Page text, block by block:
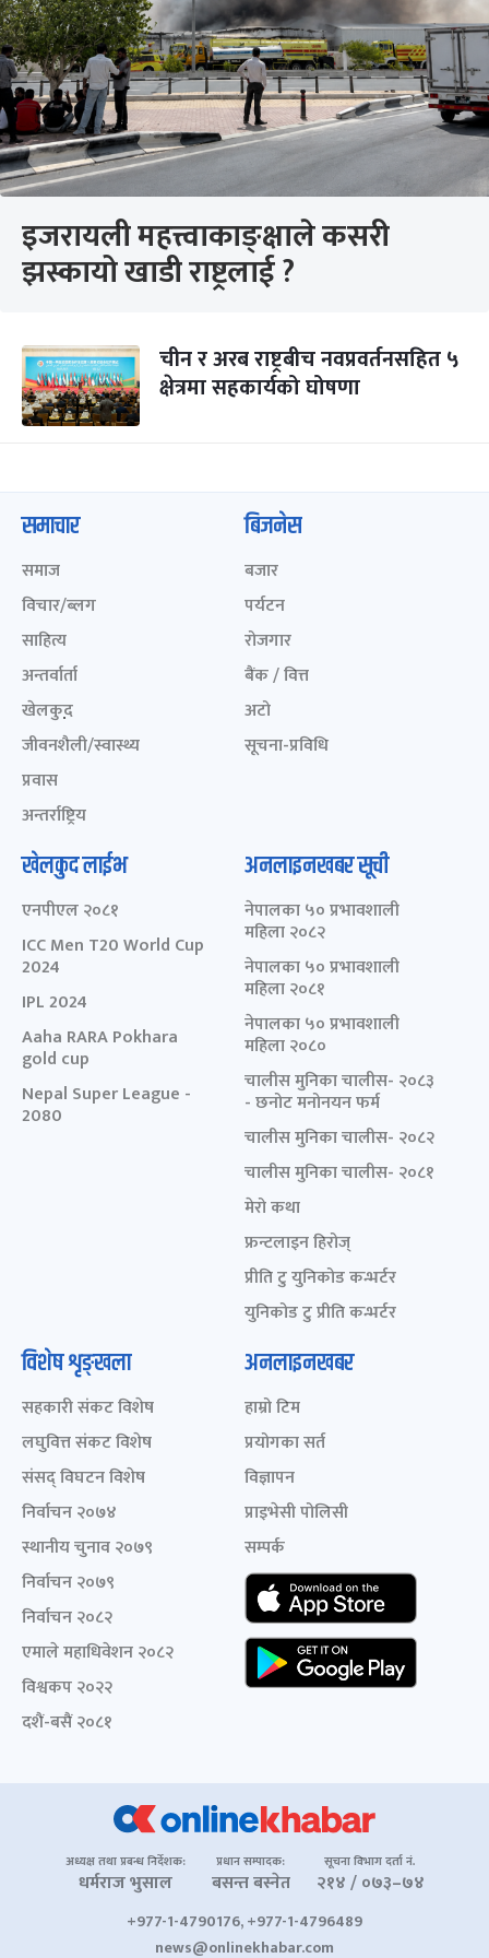
इजरायली महत्त्वाकाङ्क्षाले कसरी
झस्कायो खाडी राष्ट्रलाई ?
चीन र अरब राष्ट्रबीच नवप्रवर्तनसहित ५
क्षेत्रमा सहकार्यको घोषणा
समाचार
समाज
विचार/ब्लग
साहित्य
अन्तर्वार्ता
खेलकुद़़
जीवनशैली/स्वास्थ्य
प्रवास
अन्तर्राष्ट्रिय
बिजनेस
बजार
पर्यटन
रोजगार
बैंक / वित्त
अटो
सूचना-प्रविधि
खेलकुद लाईभ
एनपीएल २०८१
ICC Men T20 World Cup
2024
IPL 2024
Aaha RARA Pokhara
gold cup
Nepal Super League -
2080
अनलाइनखबर सूची
नेपालका ५० प्रभावशाली
महिला २०८२
नेपालका ५० प्रभावशाली
महिला २०८१
नेपालका ५० प्रभावशाली
महिला २०८०
चालीस मुनिका चालीस- २०८३
- छनोट मनोनयन फर्म
चालीस मुनिका चालीस- २०८२
चालीस मुनिका चालीस- २०८१
मेरो कथा
फ्रन्टलाइन हिरोज्
प्रीति टु युनिकोड कन्भर्टर
युनिकोड टु प्रीति कन्भर्टर
विशेष शृङ्खला
सहकारी संकट विशेष
लघुवित्त संकट विशेष
संसद् विघटन विशेष
निर्वाचन २०७४
स्थानीय चुनाव २०७९
निर्वाचन २०७९
निर्वाचन २०८२
एमाले महाधिवेशन २०८२
विश्वकप २०२२
दशैं-बसैं २०८१
अनलाइनखबर
हाम्रो टिम
प्रयोगका सर्त
विज्ञापन
प्राइभेसी पोलिसी
सम्पर्क
अध्यक्ष तथा प्रबन्ध निर्देशक:
धर्मराज भुसाल
प्रधान सम्पादक:
बसन्त बस्नेत
सूचना विभाग दर्ता नं.
२१४ / ०७३–७४
+977-1-4790176, +977-1-4796489
news@onlinekhabar.com